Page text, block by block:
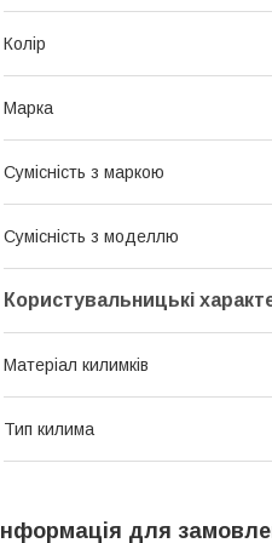
Колір
Марка
Сумісність з маркою
Сумісність з моделлю
Користувальницькі
Матеріал килимків
Тип килима
Інформація для